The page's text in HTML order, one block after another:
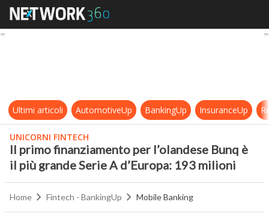
Il primo finanziamento per
Ultimi articoli AutomotiveUp BankingUp InsuranceUp
UNICORNI FINTECH
Il primo finanziamento per l’olandese Bunq è
il più grande Serie A d’Europa: 193 milioni
Home Fintech - BankingUp Mobile Banking